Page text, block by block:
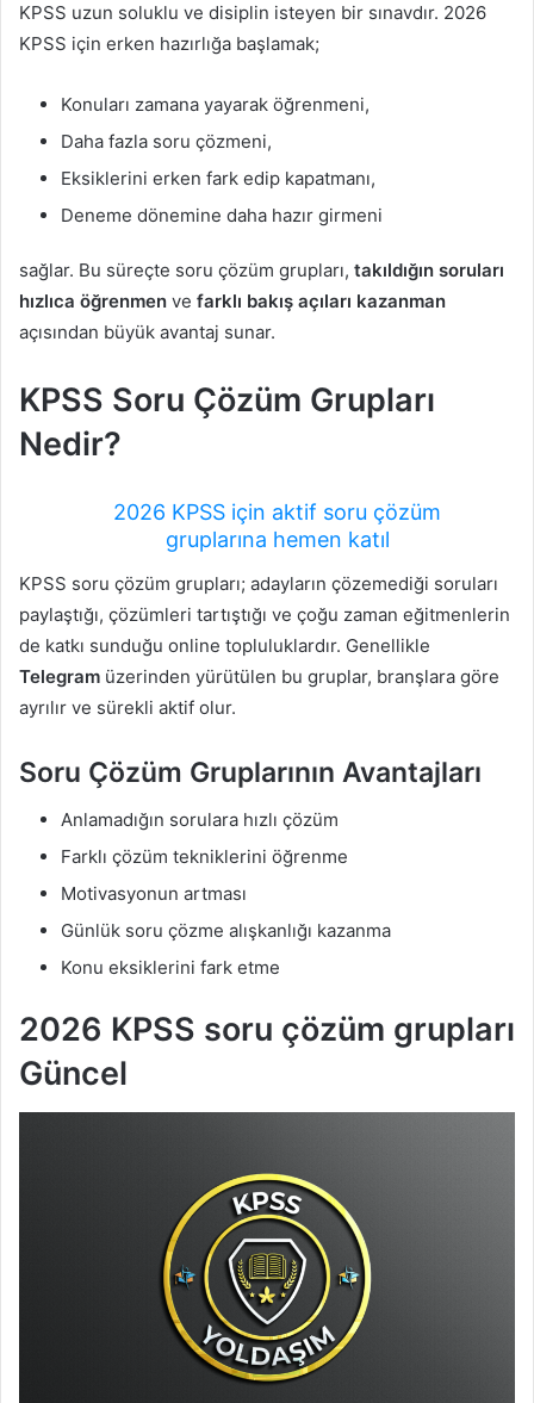
KPSS uzun soluklu ve disiplin isteyen bir sınavdır. 2026
KPSS için erken hazırlığa başlamak;
Konuları zamana yayarak öğrenmeni,
Daha fazla soru çözmeni,
Eksiklerini erken fark edip kapatmanı,
Deneme dönemine daha hazır girmeni
sağlar. Bu süreçte soru çözüm grupları, takıldığın soruları
hızlıca öğrenmen ve farklı bakış açıları kazanman
açısından büyük avantaj sunar.
KPSS Soru Çözüm Grupları
Nedir?
2026 KPSS için aktif soru çözüm
gruplarına hemen katıl
KPSS soru çözüm grupları; adayların çözemediği soruları
paylaştığı, çözümleri tartıştığı ve çoğu zaman eğitmenlerin
de katkı sunduğu online topluluklardır. Genellikle
Telegram üzerinden yürütülen bu gruplar, branşlara göre
ayrılır ve sürekli aktif olur.
Soru Çözüm Gruplarının Avantajları
Anlamadığın sorulara hızlı çözüm
Farklı çözüm tekniklerini öğrenme
Motivasyonun artması
Günlük soru çözme alışkanlığı kazanma
Konu eksiklerini fark etme
2026 KPSS soru çözüm grupları
Güncel